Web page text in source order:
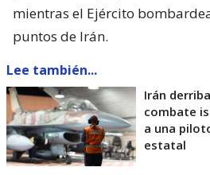
mientras el Ejército
puntos de Irán.
Lee también...
Irán
combate
a una
estatal